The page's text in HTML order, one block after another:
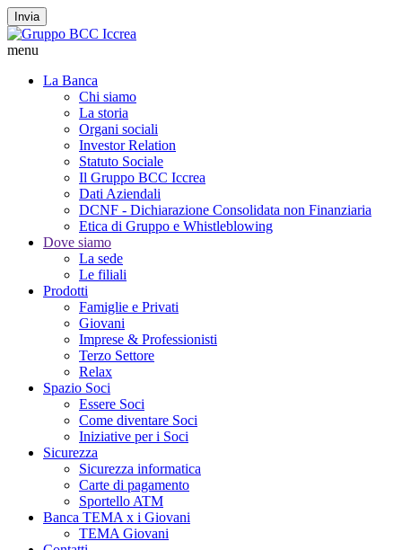
Invia
menu
La Banca
Chi siamo
La storia
Organi sociali
Investor Relation
Statuto Sociale
Il Gruppo BCC Iccrea
Dati Aziendali
DCNF - Dichiarazione Consolidata non Finanziaria
Etica di Gruppo e Whistleblowing
Dove siamo
La sede
Le filiali
Prodotti
Famiglie e Privati
Giovani
Imprese & Professionisti
Terzo Settore
Relax
Spazio Soci
Essere Soci
Come diventare Soci
Iniziative per i Soci
Sicurezza
Sicurezza informatica
Carte di pagamento
Sportello ATM
Banca TEMA x i Giovani
TEMA Giovani